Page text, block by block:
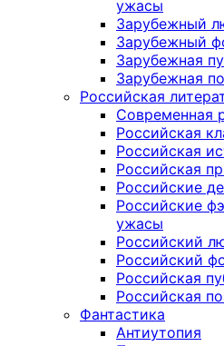
ужасы
Зарубежный
Зарубежный
Зарубежная
Зарубежная
Российская
Современная
Российская
Российская
Российская
Российские
Российские
ужасы
Российский
Российский
Российская
Российская
Фантастика
Антиутопия